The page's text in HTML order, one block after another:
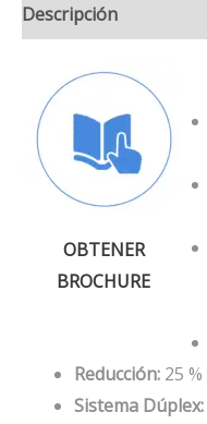
Descripción
OBTENER
BROCHURE
Reducción: 25 %
Sistema Dúplex: